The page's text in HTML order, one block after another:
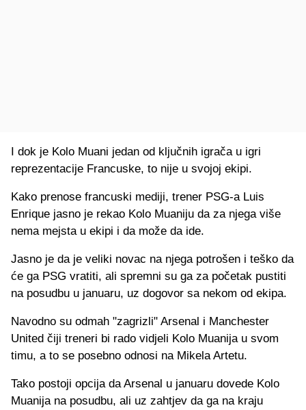
I dok je Kolo Muani jedan od ključnih igrača u igri
reprezentacije Francuske, to nije u svojoj ekipi.
Kako prenose francuski mediji, trener PSG-a Luis
Enrique jasno je rekao Kolo Muaniju da za njega više
nema mejsta u ekipi i da može da ide.
Jasno je da je veliki novac na njega potrošen i teško da
će ga PSG vratiti, ali spremni su ga za početak pustiti
na posudbu u januaru, uz dogovor sa nekom od ekipa.
Navodno su odmah "zagrizli" Arsenal i Manchester
United čiji treneri bi rado vidjeli Kolo Muanija u svom
timu, a to se posebno odnosi na Mikela Artetu.
Tako postoji opcija da Arsenal u januaru dovede Kolo
Muanija na posudbu, ali uz zahtjev da ga na kraju